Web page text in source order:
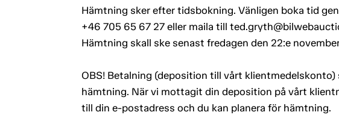
Hämtning sker efter tidsbokning. Vänligen boka tid
+46 705 65 67 27 eller maila till
Hämtning skall ske senast fredagen den 22:e
OBS! Betalning (deposition till vårt klientmedelskonto)
hämtning. När vi mottagit din deposition på vårt
till din e-postadress och du kan planera för hämtning.